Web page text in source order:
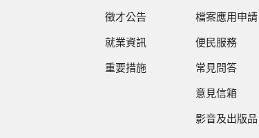
徵才公告
就業資訊
重要措施
檔案應用申請
便民服務
常見問答
意見信箱
影音及出版品